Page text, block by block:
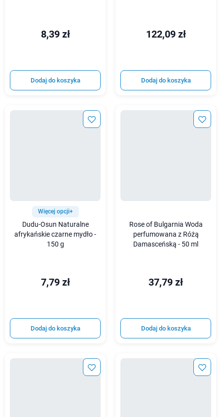
8,39 zł
Dodaj do koszyka
122,09 zł
Dodaj do koszyka
Więcej opcji+
Dudu-Osun Naturalne
afrykańskie czarne mydło -
150 g
7,79 zł
Dodaj do koszyka
Rose of Bulgarnia Woda
perfumowana z Różą
Damasceńską - 50 ml
37,79 zł
Dodaj do koszyka